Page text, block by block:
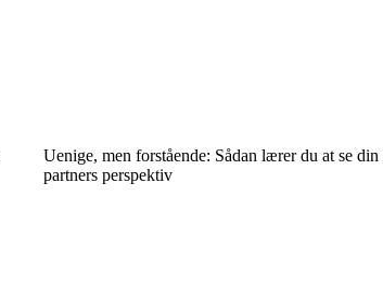
Uenige, men forstående: Sådan lærer du at se din
partners perspektiv